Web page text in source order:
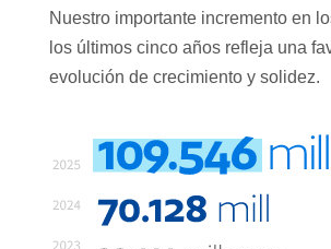
Nuestro importante incremento en
los últimos cinco años refleja una
evolución de crecimiento y solidez.